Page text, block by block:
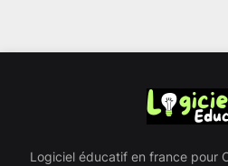
Logiciel éducatif en france pour